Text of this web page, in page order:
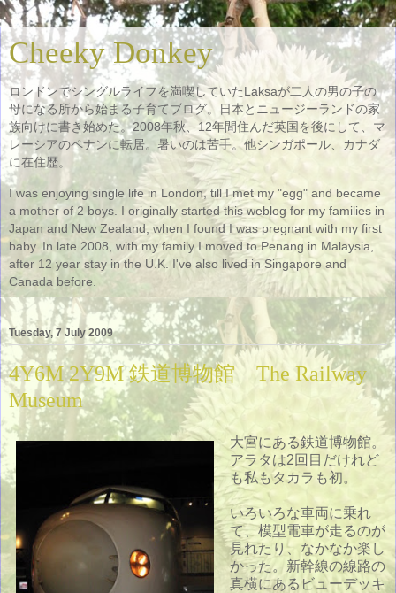
Cheeky Donkey
ロンドンでシングルライフを満喫していたLaksaが二人の男の子の
母になる所から始まる子育てブログ。日本とニュージーランドの家
族向けに書き始めた。2008年秋、12年間住んだ英国を後にして、マ
レーシアのペナンに転居。暑いのは苦手。他シンガポール、カナダ
に在住歴。
I was enjoying single life in London, till I met my "egg" and became
a mother of 2 boys. I originally started this weblog for my families in
Japan and New Zealand, when I found I was pregnant with my first
baby. In late 2008, with my family I moved to Penang in Malaysia,
after 12 year stay in the U.K. I've also lived in Singapore and
Canada before.
Tuesday, 7 July 2009
4Y6M 2Y9M 鉄道博物館 The Railway
Museum
大宮にある鉄道博物館。
アラタは2回目だけれど
も私もタカラも初。
いろいろな車両に乗れ
て、模型電車が走るのが
見れたり、なかなか楽し
かった。新幹線の線路の
真横にあるビューデッキ